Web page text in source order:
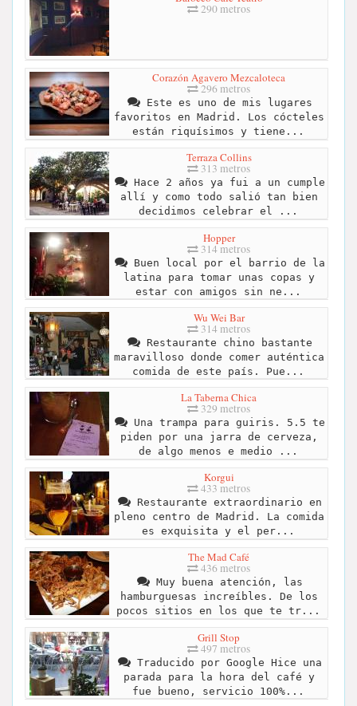
290 metros
Corazón Agavero Mezcaloteca
296 metros
Este es uno de mis lugares
favoritos en Madrid. Los cócteles
están riquísimos y tiene...
Terraza Collins
313 metros
Hace 2 años ya fui a un cumple
allí y como todo salió tan bien
decidimos celebrar el ...
Hopper
314 metros
Buen local por el barrio de la
latina para tomar unas copas y
estar con amigos sin ne...
Wu Wei Bar
314 metros
Restaurante chino bastante
maravilloso donde comer auténtica
comida de este país. Pue...
La Taberna Chica
329 metros
Una trampa para guiris. 5.5 te
piden por una jarra de cerveza,
de algo menos e medio ...
Korgui
433 metros
Restaurante extraordinario en
pleno centro de Madrid. La comida
es exquisita y el per...
The Mad Café
436 metros
Muy buena atención, las
hamburguesas increíbles. De los
pocos sitios en los que te tr...
Grill Stop
497 metros
Traducido por Google Hice una
parada para la hora del café y
fue bueno, servicio 100%...